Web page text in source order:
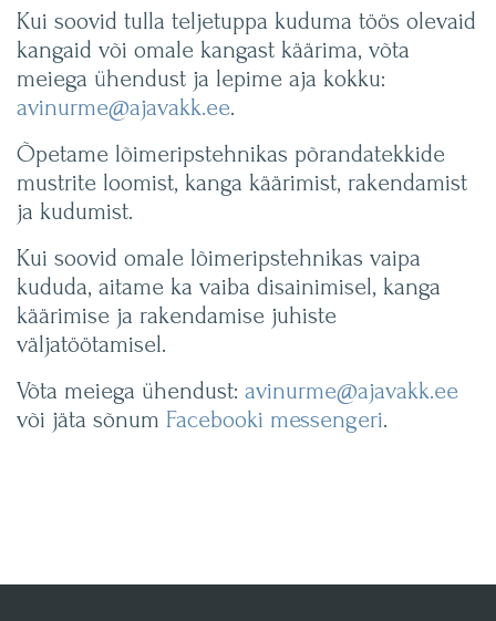
Kui soovid tulla teljetuppa kuduma töös olevaid
kangaid või omale kangast käärima, võta
meiega ühendust ja lepime aja kokku:
avinurme@ajavakk.ee.
Õpetame lõimeripstehnikas põrandatekkide
mustrite loomist, kanga käärimist, rakendamist
ja kudumist.
Kui soovid omale lõimeripstehnikas vaipa
kududa, aitame ka vaiba disainimisel, kanga
käärimise ja rakendamise juhiste
väljatöötamisel.
Võta meiega ühendust: avinurme@ajavakk.ee
või jäta sõnum Facebooki messengeri.